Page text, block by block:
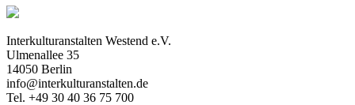
Interkulturanstalten Westend e.V.
Ulmenallee 35
14050 Berlin
info@interkulturanstalten.de
Tel. +49 30 40 36 75 700